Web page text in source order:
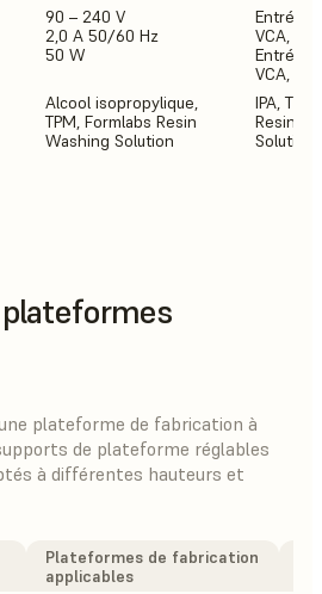
90 – 240 V
2,0 A 50/60 Hz
50 W
Entrée
VCA, 50
Entrée
VCA, 50
Alcool isopropylique,
TPM, Formlabs Resin
Washing Solution
IPA,
Resin
Solution
plateforme de fabrication à
de plateforme réglables
à différentes hauteurs et
Plateformes de fabrication
applicables